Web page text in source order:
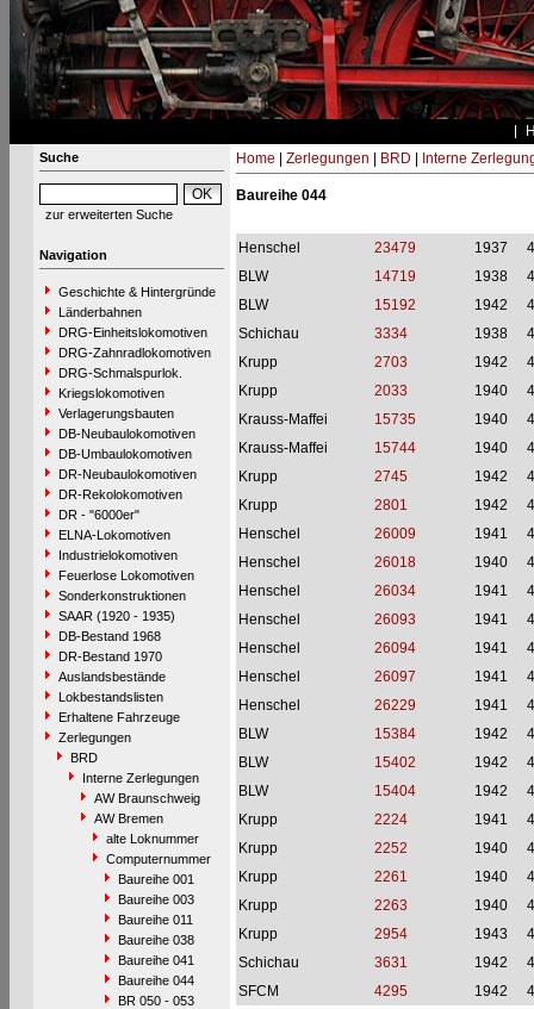
Suche
zur erweiterten Suche
Navigation
Geschichte & Hintergründe
Länderbahnen
DRG-Einheitslokomotiven
DRG-Zahnradlokomotiven
DRG-Schmalspurlok.
Kriegslokomotiven
Verlagerungsbauten
DB-Neubaulokomotiven
DB-Umbaulokomotiven
DR-Neubaulokomotiven
DR-Rekolokomotiven
DR - "6000er"
ELNA-Lokomotiven
Industrielokomotiven
Feuerlose Lokomotiven
Sonderkonstruktionen
SAAR (1920 - 1935)
DB-Bestand 1968
DR-Bestand 1970
Auslandsbestände
Lokbestandslisten
Erhaltene Fahrzeuge
Zerlegungen
BRD
Interne Zerlegungen
AW Braunschweig
AW Bremen
alte Loknummer
Computernummer
Baureihe 001
Baureihe 003
Baureihe 011
Baureihe 038
Baureihe 041
Baureihe 044
BR 050 - 053
Home Zerlegungen BRD Interne
Baureihe 044
Henschel 23479 1937
BLW
14719 1938
BLW
15192 1942
Schichau
3334 1938
Krupp
2703 1942
Krupp
2033 1940
Krauss-Maffei
15735 1940
Krauss-Maffei
15744 1940
Krupp
2745 1942
Krupp
2801 1942
Henschel
26009 1941
Henschel
26018 1940
Henschel
26034 1941
Henschel
26093 1941
Henschel
26094 1941
Henschel
26097 1941
Henschel
26229 1941
BLW
15384 1942
BLW
15402 1942
BLW
15404 1942
Krupp
2224 1941
Krupp
2252 1940
Krupp
2261 1940
Krupp
2263 1940
Krupp
2954 1943
Schichau
3631 1942
SFCM
4295 1942